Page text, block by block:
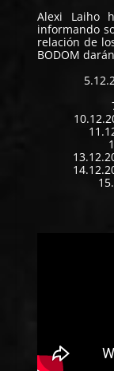
Alexi Laiho
informando
relación de
BODOM